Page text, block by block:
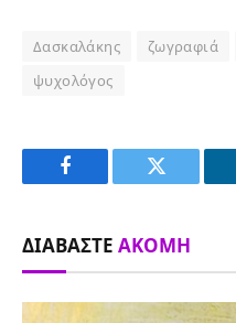
Δασκαλάκης ζωγραφιά
ψυχολόγος
Facebook Twitter
ΔΙΑΒΆΣΤΕ ΑΚΌΜΗ